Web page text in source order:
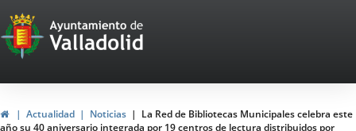
Portal
Web
del
Ayuntamiento
InicioActualidad Noticias
La Red de Bibliotecas Municipales celebra este
año su 40 aniversario integrada por 19 centros de lectura distribuidos por